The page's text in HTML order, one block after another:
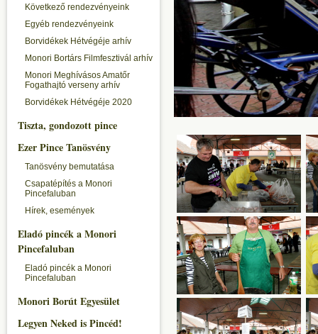
Következő rendezvényeink
Egyéb rendezvényeink
Borvidékek Hétvégéje arhív
Monori Bortárs Filmfesztivál arhív
Monori Meghívásos Amatőr
Fogathajtó verseny arhív
Borvidékek Hétvégéje 2020
Tiszta, gondozott pince
Ezer Pince Tanösvény
Tanösvény bemutatása
Csapatépítés a Monori
Pincefaluban
Hírek, események
Eladó pincék a Monori
Pincefaluban
Eladó pincék a Monori
Pincefaluban
Monori Borút Egyesület
Legyen Neked is Pincéd!